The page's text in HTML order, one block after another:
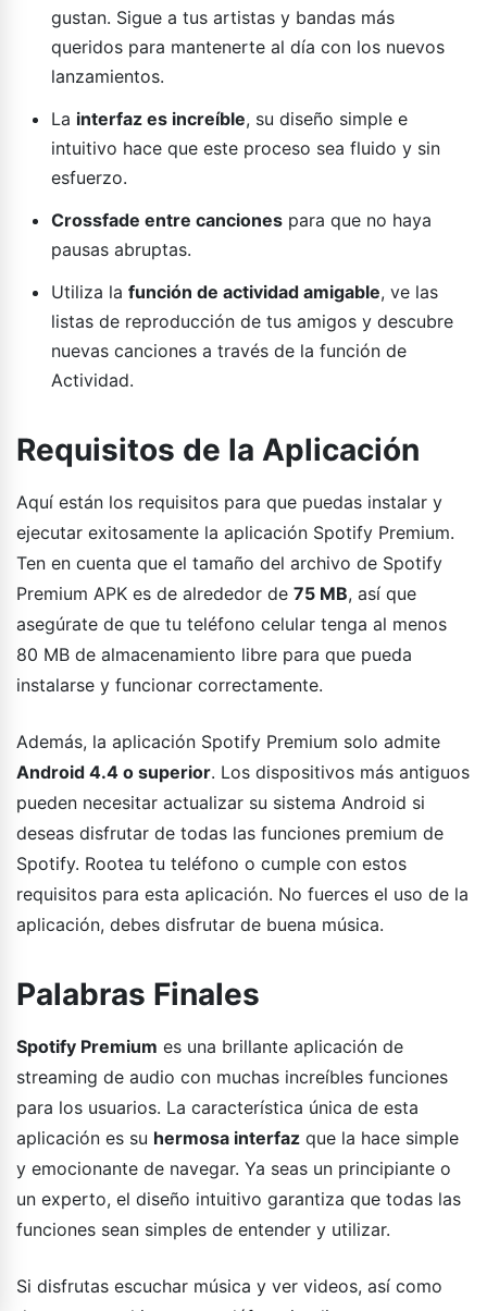
gustan. Sigue a tus artistas y bandas más
queridos para mantenerte al día con los nuevos
lanzamientos.
La interfaz es increíble, su diseño simple e
intuitivo hace que este proceso sea fluido y sin
esfuerzo.
Crossfade entre canciones para que no haya
pausas abruptas.
Utiliza la función de actividad amigable, ve las
listas de reproducción de tus amigos y descubre
nuevas canciones a través de la función de
Actividad.
Requisitos de la Aplicación
Aquí están los requisitos para que puedas instalar y
ejecutar exitosamente la aplicación Spotify Premium.
Ten en cuenta que el tamaño del archivo de Spotify
Premium APK es de alrededor de 75 MB, así que
asegúrate de que tu teléfono celular tenga al menos
80 MB de almacenamiento libre para que pueda
instalarse y funcionar correctamente.
Además, la aplicación Spotify Premium solo admite
Android 4.4 o superior. Los dispositivos más antiguos
pueden necesitar actualizar su sistema Android si
deseas disfrutar de todas las funciones premium de
Spotify. Rootea tu teléfono o cumple con estos
requisitos para esta aplicación. No fuerces el uso de la
aplicación, debes disfrutar de buena música.
Palabras Finales
Spotify Premium es una brillante aplicación de
streaming de audio con muchas increíbles funciones
para los usuarios. La característica única de esta
aplicación es su hermosa interfaz que la hace simple
y emocionante de navegar. Ya seas un principiante o
un experto, el diseño intuitivo garantiza que todas las
funciones sean simples de entender y utilizar.
Si disfrutas escuchar música y ver videos, así como